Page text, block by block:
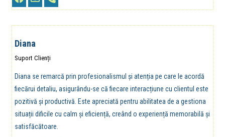
Diana
Suport Clienți
Diana se remarcă prin profesionalismul și atenția pe care le acordă
fiecărui detaliu, asigurându-se că fiecare interacțiune cu clientul este
pozitivă și productivă. Este apreciată pentru abilitatea de a gestiona
situații dificile cu calm și eficiență, creând o experiență memorabilă și
satisfăcătoare.